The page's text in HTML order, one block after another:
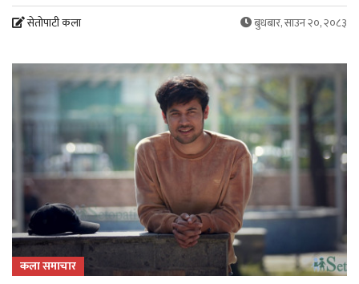
सेतोपाटी कला बुधबार, साउन २०, २०८३
कला समाचार